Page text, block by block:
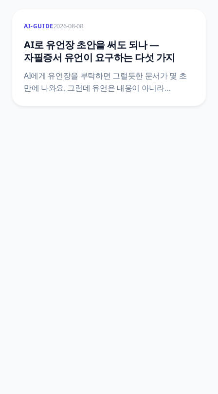
그다음 절차가 통째로 달라져요.
질서위반행위규제법 조문 원문으로 정리했어요.
AI-GUIDE2026-08-08
AI로 유언장 초안을 써도 되나 —
자필증서 유언이 요구하는 다섯 가지
AI에게 유언장을 부탁하면 그럴듯한 문서가 몇 초
만에 나와요. 그런데 유언은 내용이 아니라